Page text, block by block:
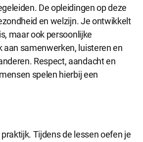
De opleidingen op deze
en welzijn. Je ontwikkelt
maar ook persoonlijke
aan samenwerken, luisteren en
Respect, aandacht en
spelen hierbij een
Tijdens de lessen oefen je